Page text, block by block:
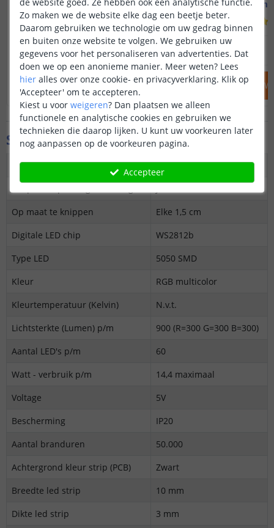
Premium - losse strip
(21 reviews)
OP VOORRAAD 20,95
IN WINKELWAGEN
Premium
OP VOORRAAD
IN
Specificaties
Dimbaar
Ja
Op maat te knippen
Elke 1,5 cm
Digitale LED chip
WS2812b
Type LED
5050 SMD
Kleur
RGB multicolor
Kleurtemperatuur (Kelvin)
N.v.t.
Lichtsterkte (Lumen) p/m
900 (R=300 G=300 B=300)
Aantal LED's p/m
60
Watt - verbruik p/m
14,4 maximaal
Voltage
5V
Bescherming
IP20
Aantal branduren
50.000
Achtergrond kleur strip (PCB)
Zwart
Breedte led strip
10 mm
Dikte led strip
3 mm
Zo maken we de website elke dag een beetje beter.
Daarom gebruiken we technologie om uw gedrag binnen
en buiten onze website te volgen. We gebruiken uw
gegevens voor het personaliseren van advertenties. Dat
doen we op een anonieme manier. Meer weten? Lees
hier alles over onze cookie- en privacyverklaring. Klik op
'Accepteer' om te accepteren.
Kiest u voor weigeren? Dan plaatsen we alleen
functionele en analytische cookies en gebruiken we
technieken die daarop lijken. U kunt uw voorkeuren later
nog aanpassen op de voorkeuren pagina.
Accepteer